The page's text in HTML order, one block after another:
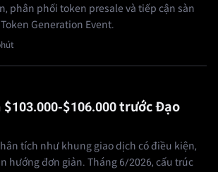
phân phối token presale và tiếp cận sàn
Generation Event.
$103.000-$106.000 trước Đạo
tích như khung giao dịch có điều kiện,
hướng đơn giản. Tháng 6/2026, cấu trúc